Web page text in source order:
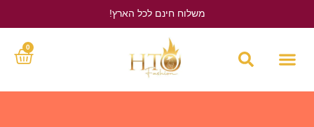
משלוח חינם לכל הארץ!
0